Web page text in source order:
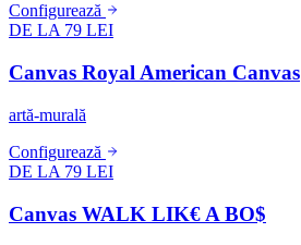
Configurează
DE LA 79 LEI
Canvas Royal American Canvas
artă-murală
Configurează
DE LA 79 LEI
Canvas WALK LIK€ A BO$